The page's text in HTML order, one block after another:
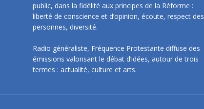
public, dans la fidélité aux principes de la Réforme :
liberté de conscience et d’opinion, écoute, respect des
personnes, diversité.
Radio généraliste, Fréquence Protestante diffuse des
émissions valorisant le débat d’idées, autour de trois
termes : actualité, culture et arts.